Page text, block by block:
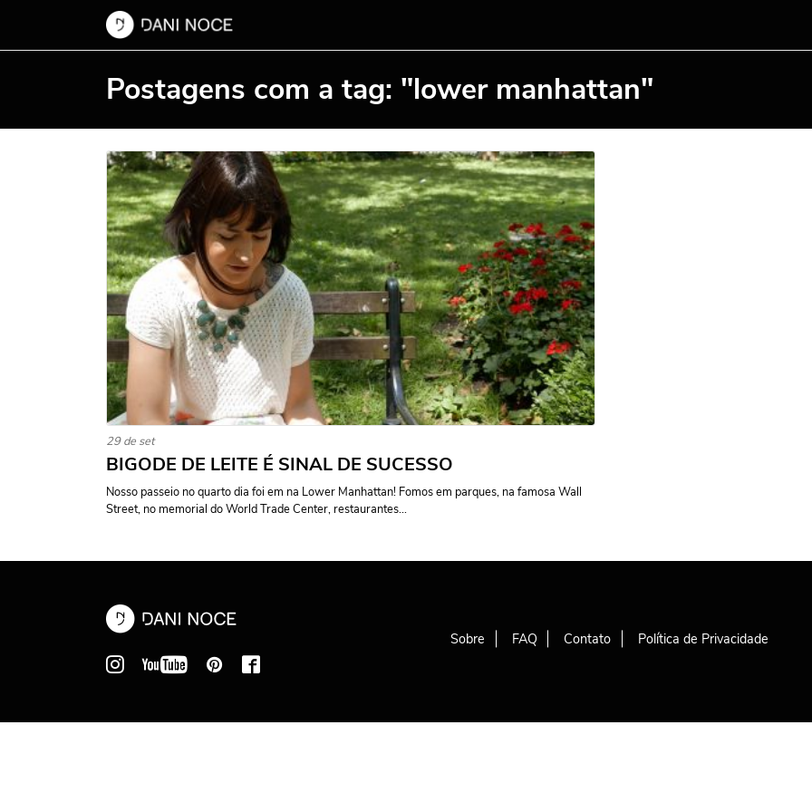
Postagens com a tag: "lower manhattan"
29 de set
BIGODE DE LEITE É SINAL DE SUCESSO
Nosso passeio no quarto dia foi em na Lower Manhattan! Fomos em parques, na famosa Wall
Street, no memorial do World Trade Center, restaurantes...
Sobre FAQ Contato Política de Privacidade